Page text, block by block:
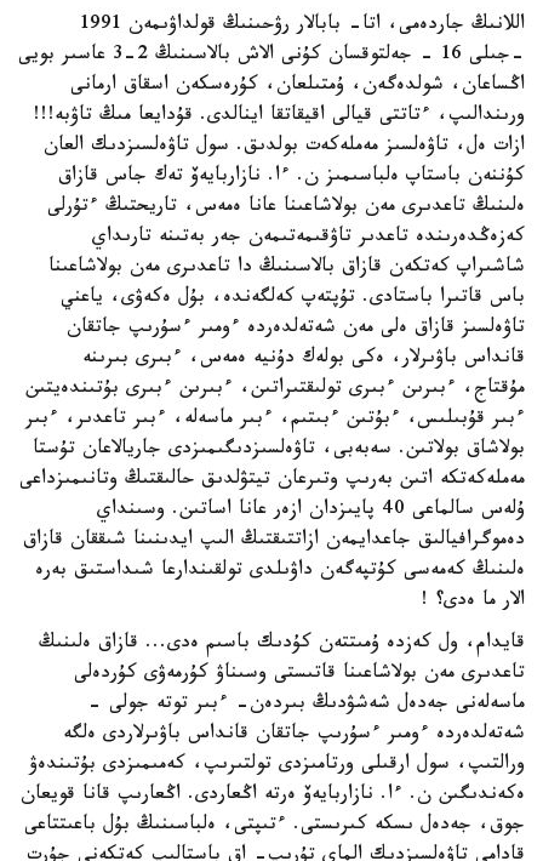
اللانىڭ جاردەمى، اتا- بابالار رۋحىنىڭ قولداۋىمەن 1991
-جىلى 16 - جەلتوقسان كۇنى الاش بالاسىنىڭ 2-3 عاسىر بويى
اڭساعان، شولدەگەن، ۇمتىلعان، كۇرەسكەن اسقاق ارمانى
ورىندالىپ، ءتاتتى قيالى اقيقاتقا اينالدى. قۇدايعا مىڭ تاۋبە!!!
ازات ەل، تاۋەلسىز مەملەكەت بولدىق. سول تاۋەلسىزدىك العان
كۇننەن باستاپ ەلباسىمىز ن. ءا. نازاربايەۆ تەك جاس قازاق
ەلىنىڭ تاعدىرى مەن بولاشاعىنا عانا ەمەس، تاريحتىڭ ءتۇرلى
كەزەڭدەرىندە تاعدىر تاۋقىمەتىمەن جەر بەتىنە تارىداي
شاشىراپ كەتكەن قازاق بالاسىنىڭ دا تاعدىرى مەن بولاشاعىنا
باس قاتىرا باستادى. تۇپتەپ كەلگەندە، بۇل ەكەۋى، ياعني
تاۋەلسىز قازاق ەلى مەن شەتەلدەردە ءومىر ءسۇرىپ جاتقان
قانداس باۋىرلار، ەكى بولەك دۇنيە ەمەس، ءبىرى بىرىنە
مۇقتاج، ءبىرىن ءبىرى تولىقتىراتىن، ءبىرىن ءبىرى بۇتىندەيتىن
ءبىر قۇبىلىس، ءبۇتىن ءبىتىم، ءبىر ماسەلە، ءبىر تاعدىر، ءبىر
بولاشاق بولاتىن. سەبەبى، تاۋەلسىزدىگىمىزدى جاريالاعان تۇستا
مەملەكەتكە اتىن بەرىپ وتىرعان تيتۋلدىق حالىقتىڭ وتانىمىزداعى
ۇلەس سالماعى 40 پايىزدان ازەر عانا اساتىن. وسىنداي
دەموگرافيالىق جاعدايمەن ازاتتىقتىڭ الىپ ايدىنىنا شىققان قازاق
ەلىنىڭ كەمەسى كۇتپەگەن داۋىلدى تولقىندارعا شىداستىق بەرە
الار ما ەدى؟ !
قايدام، ول كەزدە ۇمىتتەن كۇدىك باسىم ەدى... قازاق ەلىنىڭ
تاعدىرى مەن بولاشاعىنا قاتىستى وسىناۋ كۇرمەۋى كۇردەلى
ماسەلەنى جەدەل شەشۋدىڭ بىردەن- ءبىر توتە جولى -
شەتەلدەردە ءومىر ءسۇرىپ جاتقان قانداس باۋىرلاردى ەلگە
ورالتىپ، سول ارقىلى ورتامىزدى تولتىرىپ، كەمىمىزدى بۇتىندەۋ
ەكەندىگىن ن. ءا. نازاربايەۆ ەرتە اڭعاردى. اڭعارىپ قانا قويعان
جوق، جەدەل ىسكە كىرىستى. ءتىپتى، ەلباسىنىڭ بۇل باعىتتاعى